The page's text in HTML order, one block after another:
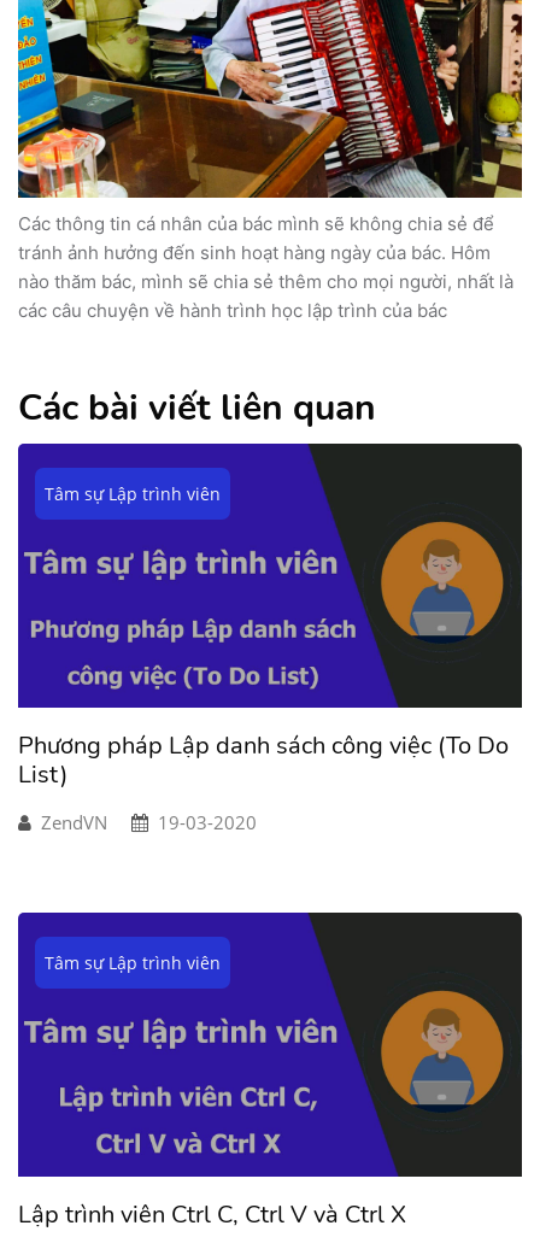
Các thông tin cá nhân của bác mình sẽ không chia sẻ để
tránh ảnh hưởng đến sinh hoạt hàng ngày của bác. Hôm
nào thăm bác, mình sẽ chia sẻ thêm cho mọi người, nhất là
các câu chuyện về hành trình học lập trình của bác
Các bài viết liên quan
Tâm sự Lập trình viên
Phương pháp Lập danh sách công việc (To Do
List)
ZendVN 19-03-2020
Tâm sự Lập trình viên
Lập trình viên Ctrl C, Ctrl V và Ctrl X